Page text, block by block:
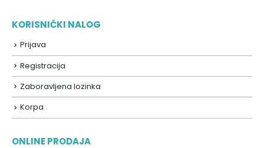
KORISNIČKI NALOG
Prijava
Registracija
Zaboravljena lozinka
Korpa
ONLINE PRODAJA